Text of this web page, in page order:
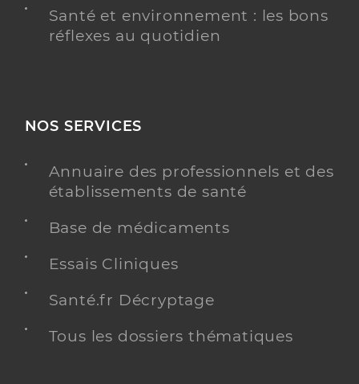
Santé et environnement : les bons
réflexes au quotidien
NOS SERVICES
Annuaire des professionnels et des
établissements de santé
Base de médicaments
Essais Cliniques
Santé.fr Décryptage
Tous les dossiers thématiques